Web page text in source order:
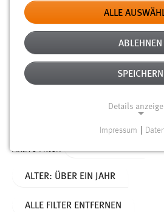
Erstellungsdatum
Alter
Aktive Filter:
ALTER: ÜBER EIN JAHR
ALLE FILTER ENTFERNEN
ALLE
ABLEHNEN
SPEICHERN
Details
Funktionen und sind für die
Impressum